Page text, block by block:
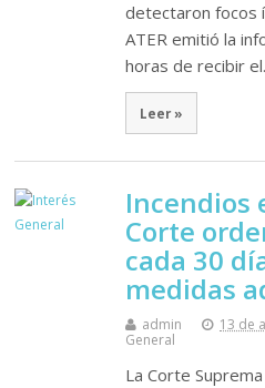
detectaron focos
ATER emitió la
horas de recibir
Leer »
Incendios
Corte
cada 30
medidas
admin 13 de
General
La Corte